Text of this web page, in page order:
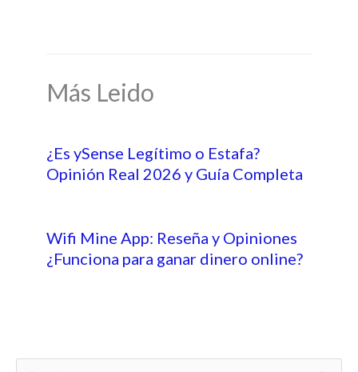
Más Leido
¿Es ySense Legítimo o Estafa?
Opinión Real 2026 y Guía Completa
Wifi Mine App: Reseña y Opiniones
¿Funciona para ganar dinero online?